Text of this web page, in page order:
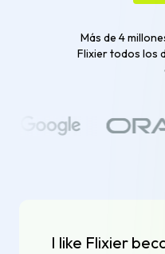
Más de 4
Flixier todos los
I like Flixier